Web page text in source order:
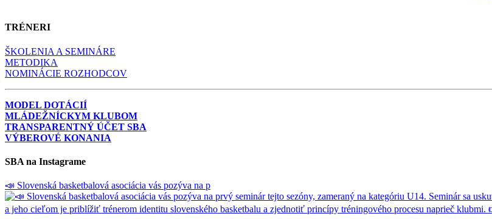
TRÉNERI
ŠKOLENIA A SEMINÁRE
METODIKA
NOMINÁCIE ROZHODCOV
MODEL DOTÁCIÍ
MLÁDEŽNÍCKYM KLUBOM
TRANSPARENTNÝ ÚČET SBA
VÝBEROVÉ KONANIA
SBA na Instagrame
📣 Slovenská basketbalová asociácia vás pozýva na p